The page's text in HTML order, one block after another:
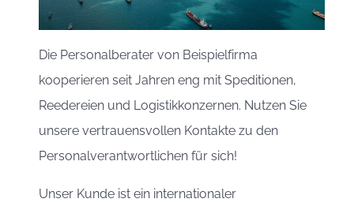
Die Personalberater von Beispielfirma
kooperieren seit Jahren eng mit Speditionen,
Reedereien und Logistikkonzernen. Nutzen Sie
unsere vertrauensvollen Kontakte zu den
Personalverantwortlichen für sich!
Unser Kunde ist ein internationaler